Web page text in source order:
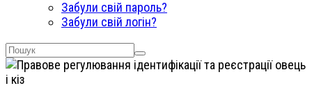
Забули свій пароль?
Забули свій логін?